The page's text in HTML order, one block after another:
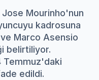
Mourinho'nun
kadrosuna
Marco Asensio
belirtiliyor.
Temmuz'daki
edildi.